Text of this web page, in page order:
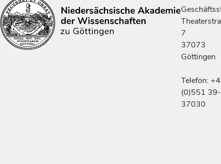
7
37073
Göttingen
Telefon:
(0)551 39-
37030